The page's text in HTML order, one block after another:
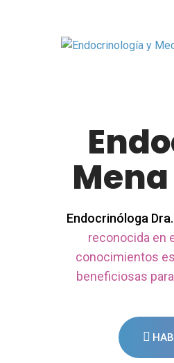
Endocrinóloga
reconocida en
conocimientos
beneficiosas